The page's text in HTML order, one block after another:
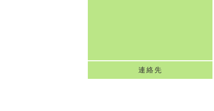
連絡先